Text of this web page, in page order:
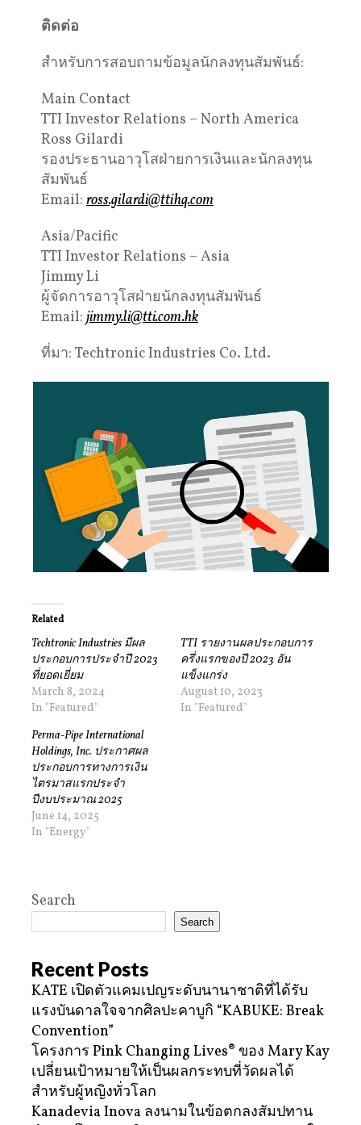
ติดต่อ
สำหรับการสอบถามข้อมูลนักลงทุนสัมพันธ์:
Main Contact
TTI Investor Relations – North America
Ross Gilardi
รองประธานอาวุโสฝ่ายการเงินและนักลงทุน
สัมพันธ์
Email: ross.gilardi@ttihq.com
Asia/Pacific
TTI Investor Relations – Asia
Jimmy Li
ผู้จัดการอาวุโสฝ่ายนักลงทุนสัมพันธ์
Email:jimmy.li@tti.com.hk
ที่มา: Techtronic Industries Co. Ltd.
Related
Techtronic Industries มีผล
ประกอบการประจำปี 2023
ที่ยอดเยี่ยม
March 8, 2024
In "Featured"
TTI รายงานผลประกอบการ
ครึ่งแรกของปี 2023 อัน
แข็งแกร่ง
August 10, 2023
In "Featured"
Perma-Pipe International
Holdings, Inc. ประกาศผล
ประกอบการทางการเงิน
ไตรมาสแรกประจำ
ปีงบประมาณ 2025
June 14, 2025
In "Energy"
Search
Search
Recent Posts
KATE เปิดตัวแคมเปญระดับนานาชาติที่ได้รับ
แรงบันดาลใจจากศิลปะคาบูกิ “KABUKE: Break
Convention”
โครงการ Pink Changing Lives® ของ Mary Kay
เปลี่ยนเป้าหมายให้เป็นผลกระทบที่วัดผลได้
สำหรับผู้หญิงทั่วโลก
Kanadevia Inova ลงนามในข้อตกลงสัมปทาน